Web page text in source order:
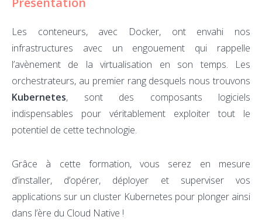
Les conteneurs, avec Docker, ont envahi nos
infrastructures avec un engouement qui rappelle
l’avènement de la virtualisation en son temps. Les
orchestrateurs, au premier rang desquels nous trouvons
Kubernetes, sont des composants logiciels
indispensables pour véritablement exploiter tout le
potentiel de cette technologie.
Grâce à cette formation, vous serez en mesure
d’installer, d’opérer, déployer et superviser vos
applications sur un cluster Kubernetes pour plonger ainsi
dans l’ère du Cloud Native !